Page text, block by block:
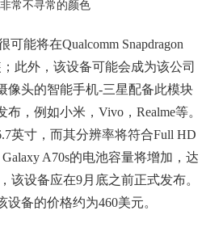
可能将在Qualcomm Snapdragon
此外，该设备可能会成为该公司
像头的智能手机-三星配备此模块
，例如小米，Vivo，Realme等。
英寸，而其分辨率将符合Full HD
A70s的电池容量将增加，达
该设备应在9月底之前正式发布。
备的价格约为460美元。